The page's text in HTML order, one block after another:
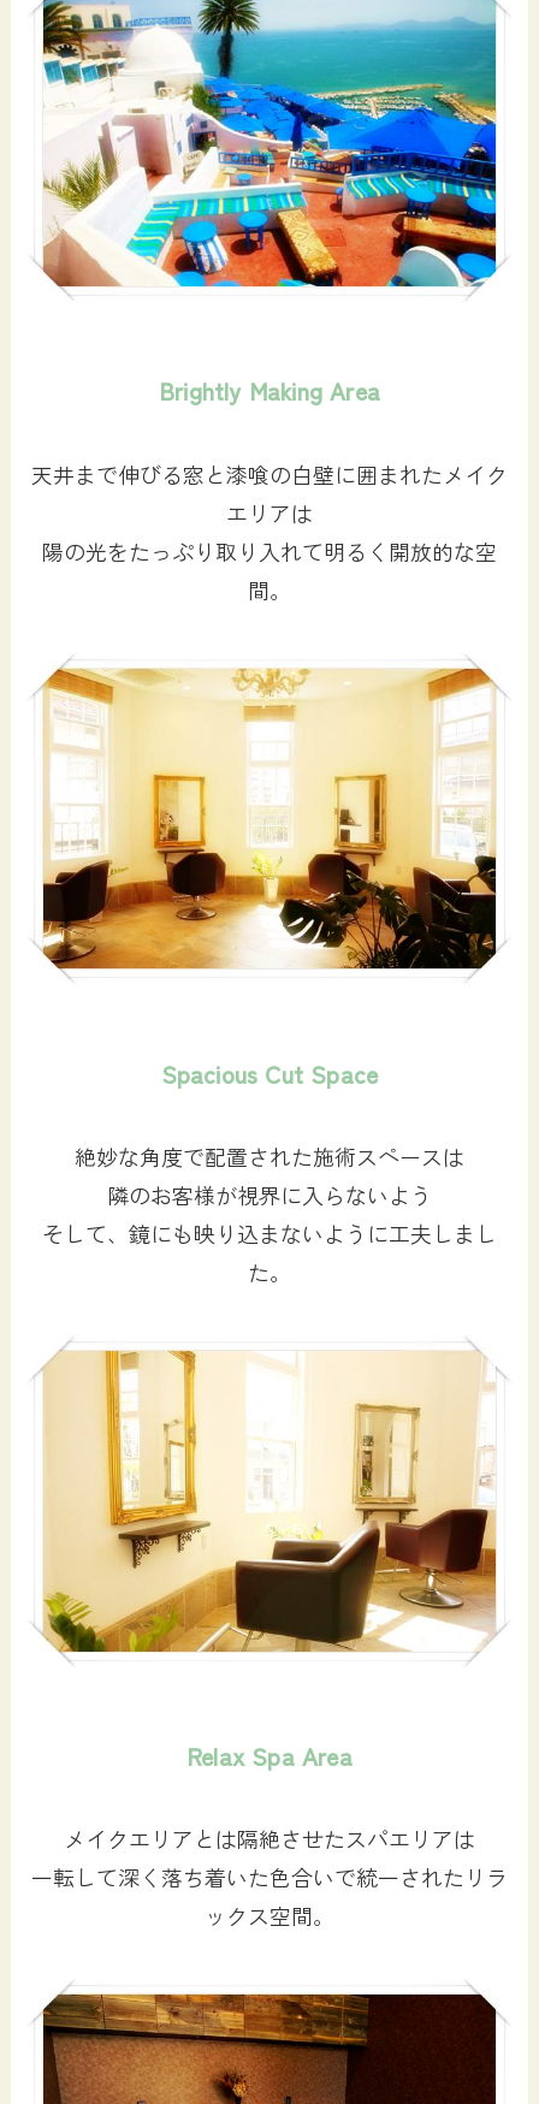
Brightly Making Area
天井まで伸びる窓と漆喰の白壁に囲まれたメイク
エリアは
陽の光をたっぷり取り入れて明るく開放的な空
間。
Spacious Cut Space
絶妙な角度で配置された施術スペースは
隣のお客様が視界に入らないよう
そして、鏡にも映り込まないように工夫しまし
た。
Relax Spa Area
メイクエリアとは隔絶させたスパエリアは
一転して深く落ち着いた色合いで統一されたリラ
ックス空間。